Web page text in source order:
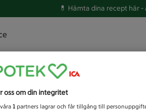
💊 Hämta dina recept här -
du efter idag?
oss om din integritet
1 partners lagrar och får tillgång till